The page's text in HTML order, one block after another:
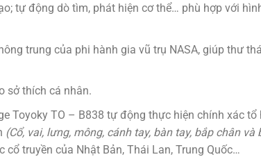
tự động dò tìm, phát hiện cơ thể… phù hợp với
trung của phi hành gia vũ trụ NASA, giúp thư
sở thích cá nhân.
Toyoky TO – B838 tự động thực hiện chính xác tổ
(Cổ, vai, lưng, mông, cánh tay, bàn tay, bắp chân và
truyền của Nhật Bản, Thái Lan, Trung Quốc…